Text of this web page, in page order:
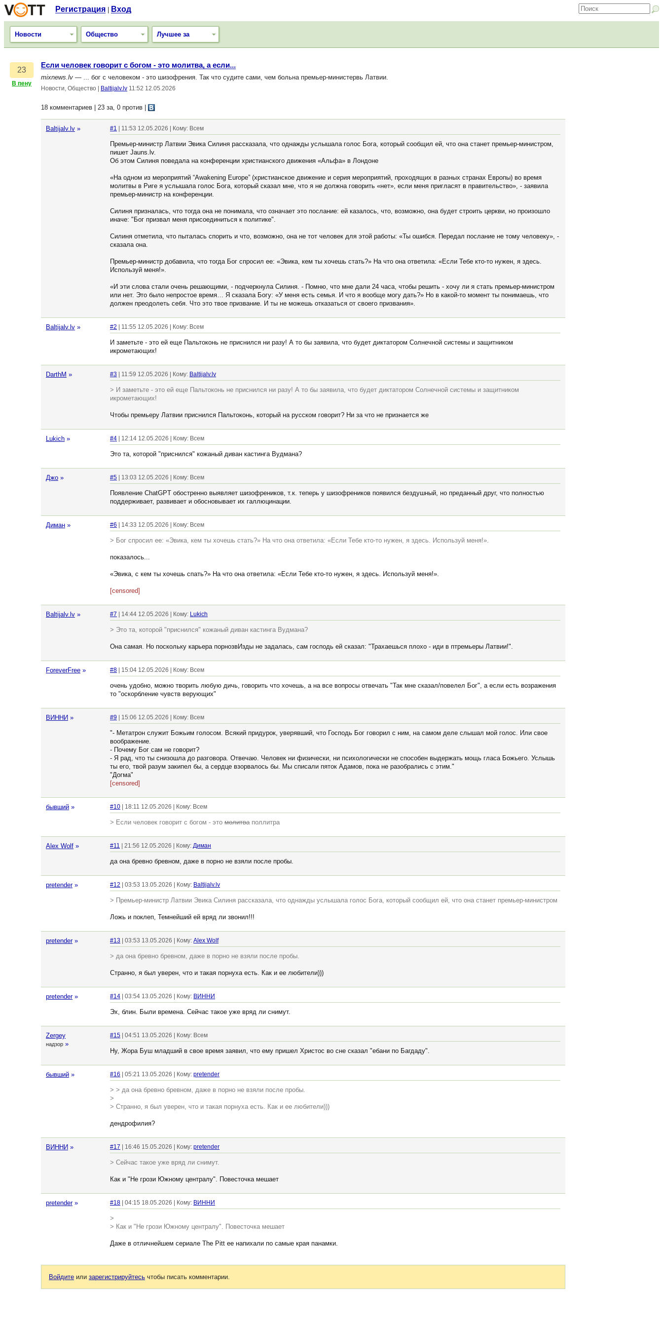
Регистрация Вход
Новости Общество Лучшее за
23
В пену
Если человек говорит с богом - это молитва, а если...
mixnews.lv — ... бог с человеком - это шизофрения. Так что судите сами, чем больна премьер-министервь Латвии.
Новости, Общество Baltijalv.lv 11:52 12.05.2026
18 комментариев | 23 за, 0 против
Baltijalv.lv » #1 | 11:53 12.05.2026 | Кому: Всем
Премьер-министр Латвии Эвика Силиня рассказала, что однажды услышала голос Бога, который сообщил ей, что она станет премьер-министром,
пишет Jauns.lv.
Об этом Силиня поведала на конференции христианского движения «Альфа» в Лондоне
«На одном из мероприятий “Awakening Europe” (христианское движение и серия мероприятий, проходящих в разных странах Европы) во время
молитвы в Риге я услышала голос Бога, который сказал мне, что я не должна говорить «нет», если меня пригласят в правительство», - заявила
премьер-министр на конференции.
Силиня призналась, что тогда она не понимала, что означает это послание: ей казалось, что, возможно, она будет строить церкви, но произошло
иначе: "Бог призвал меня присоединиться к политике".
Силиня отметила, что пыталась спорить и что, возможно, она не тот человек для этой работы: «Ты ошибся. Передал послание не тому человеку», -
сказала она.
Премьер-министр добавила, что тогда Бог спросил ее: «Эвика, кем ты хочешь стать?» На что она ответила: «Если Тебе кто-то нужен, я здесь.
Используй меня!».
«И эти слова стали очень решающими, - подчеркнула Силиня. - Помню, что мне дали 24 часа, чтобы решить - хочу ли я стать премьер-министром
или нет. Это было непростое время… Я сказала Богу: «У меня есть семья. И что я вообще могу дать?» Но в какой-то момент ты понимаешь, что
должен преодолеть себя. Что это твое призвание. И ты не можешь отказаться от своего призвания».
Baltijalv.lv » #2 | 11:55 12.05.2026 | Кому: Всем
И заметьте - это ей еще Пальтоконь не приснился ни разу! А то бы заявила, что будет диктатором Солнечной системы и защитником
икрометающих!
DarthM » #3 | 11:59 12.05.2026 | Кому: Baltijalv.lv
> И заметьте - это ей еще Пальтоконь не приснился ни разу! А то бы заявила, что будет диктатором Солнечной системы и защитником
икрометающих!
Чтобы премьеру Латвии приснился Пальтоконь, который на русском говорит? Ни за что не признается же
Lukich » #4 | 12:14 12.05.2026 | Кому: Всем
Это та, которой "приснился" кожаный диван кастинга Вудмана?
Джо » #5 | 13:03 12.05.2026 | Кому: Всем
Появление ChatGPT обостренно выявляет шизофреников, т.к. теперь у шизофреников появился бездушный, но преданный друг, что полностью
поддерживает, развивает и обосновывает их галлюцинации.
Диман » #6 | 14:33 12.05.2026 | Кому: Всем
> Бог спросил ее: «Эвика, кем ты хочешь стать?» На что она ответила: «Если Тебе кто-то нужен, я здесь. Используй меня!».
показалось...
«Эвика, с кем ты хочешь спать?» На что она ответила: «Если Тебе кто-то нужен, я здесь. Используй меня!».
[censored]
Baltijalv.lv » #7 | 14:44 12.05.2026 | Кому: Lukich
> Это та, которой "приснился" кожаный диван кастинга Вудмана?
Она самая. Но поскольку карьера порнозвИзды не задалась, сам господь ей сказал: "Трахаешься плохо - иди в птремьеры Латвии!".
ForeverFree » #8 | 15:04 12.05.2026 | Кому: Всем
очень удобно, можно творить любую дичь, говорить что хочешь, а на все вопросы отвечать "Так мне сказал/повелел Бог", а если есть возражения
то "оскорбление чувств верующих"
ВИННИ » #9 | 15:06 12.05.2026 | Кому: Всем
"- Метатрон служит Божьим голосом. Всякий придурок, уверявший, что Господь Бог говорил с ним, на самом деле слышал мой голос. Или свое
воображение.
- Почему Бог сам не говорит?
- Я рад, что ты снизошла до разговора. Отвечаю. Человек ни физически, ни психологически не способен выдержать мощь гласа Божьего. Услышь
ты его, твой разум закипел бы, а сердце взорвалось бы. Мы списали пяток Адамов, пока не разобрались с этим."
"Догма"
[censored]
бывший » #10 | 18:11 12.05.2026 | Кому: Всем
> Если человек говорит с богом - это молитва поллитра
Alex Wolf » #11 | 21:56 12.05.2026 | Кому: Диман
да она бревно бревном, даже в порно не взяли после пробы.
pretender » #12 | 03:53 13.05.2026 | Кому: Baltijalv.lv
> Премьер-министр Латвии Эвика Силиня рассказала, что однажды услышала голос Бога, который сообщил ей, что она станет премьер-министром
Ложь и поклеп, Темнейший ей вряд ли звонил!!!
pretender » #13 | 03:53 13.05.2026 | Кому: Alex Wolf
> да она бревно бревном, даже в порно не взяли после пробы.
Странно, я был уверен, что и такая порнуха есть. Как и ее любители)))
pretender » #14 | 03:54 13.05.2026 | Кому: ВИННИ
Эх, блин. Были времена. Сейчас такое уже вряд ли снимут.
Zergey
надзор »
#15 | 04:51 13.05.2026 | Кому: Всем
Ну, Жора Буш младший в свое время заявил, что ему пришел Христос во сне сказал "ебани по Багдаду".
бывший » #16 | 05:21 13.05.2026 | Кому: pretender
> > да она бревно бревном, даже в порно не взяли после пробы.
>
> Странно, я был уверен, что и такая порнуха есть. Как и ее любители)))
дендрофилия?
ВИННИ » #17 | 16:46 15.05.2026 | Кому: pretender
> Сейчас такое уже вряд ли снимут.
Как и "Не грози Южному централу". Повесточка мешает
pretender » #18 | 04:15 18.05.2026 | Кому: ВИННИ
>
> Как и "Не грози Южному централу". Повесточка мешает
Даже в отличнейшем сериале The Pitt ее напихали по самые края панамки.
Войдите или зарегистрируйтесь чтобы писать комментарии.